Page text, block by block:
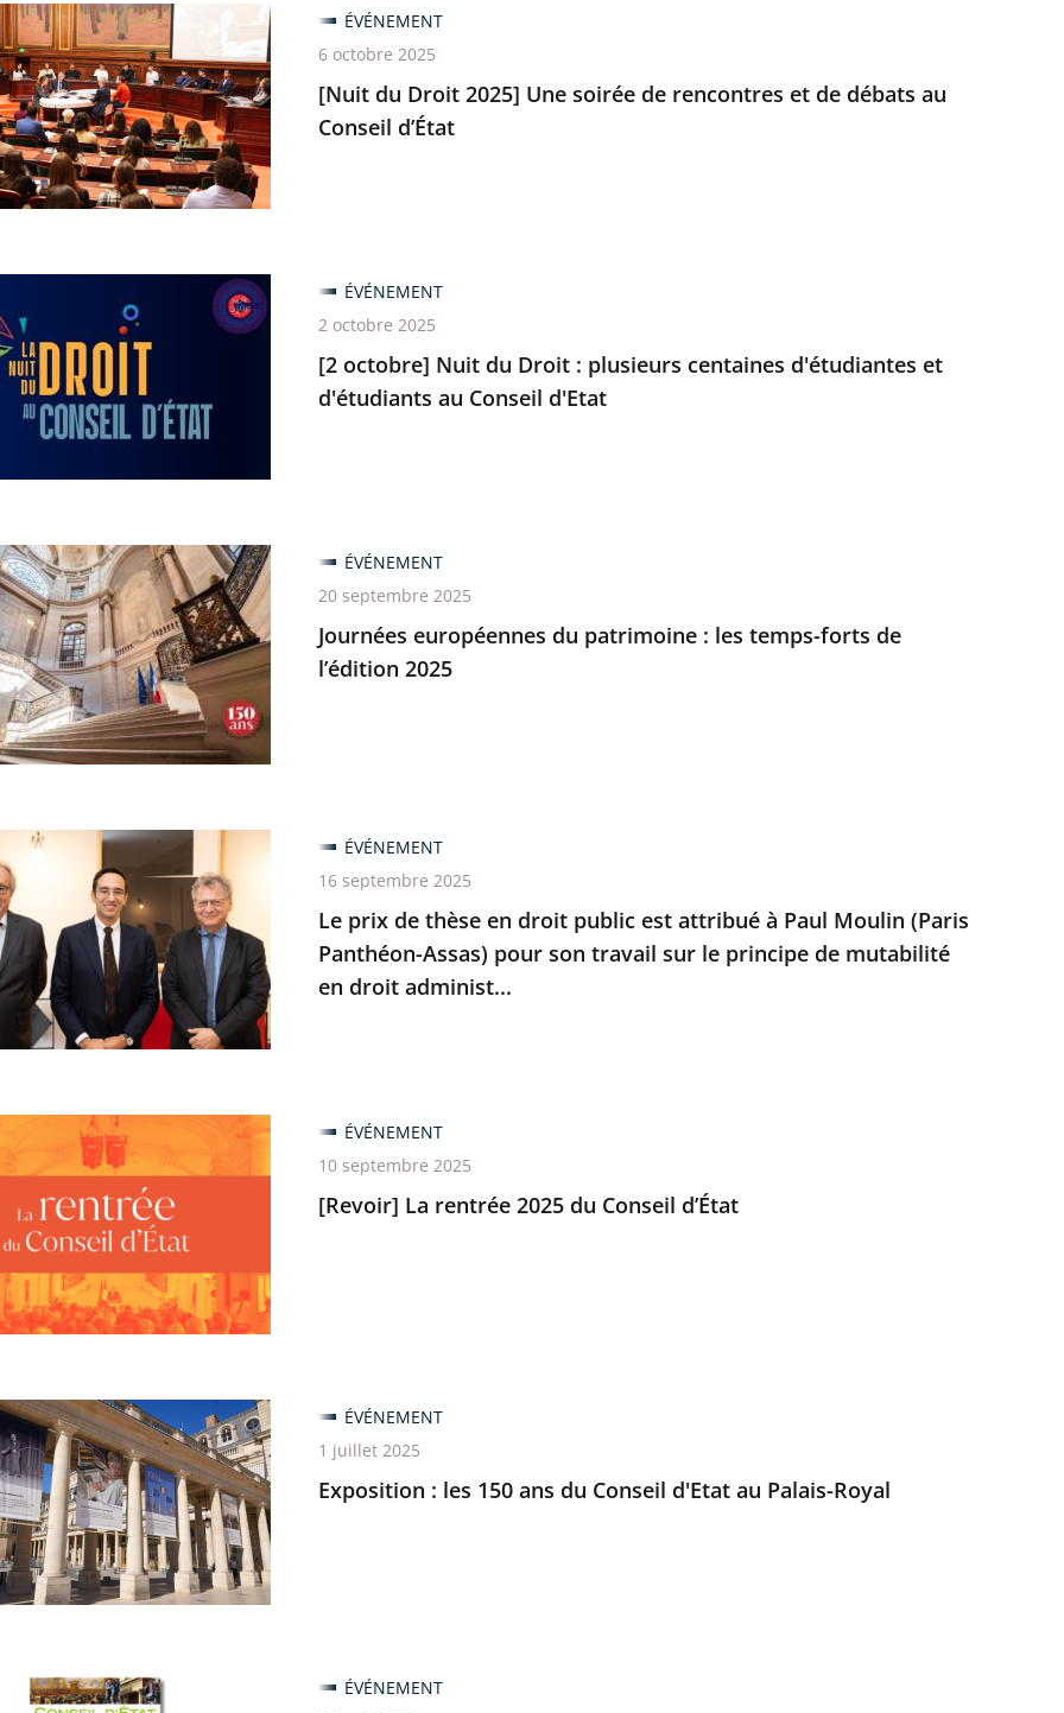
[Nuit du Droit 2025] Une soirée de rencontres et de débats au
Conseil d’État
ÉVÉNEMENT
6 octobre 2025
[2 octobre] Nuit du Droit : plusieurs centaines d'étudiantes et
d'étudiants au Conseil d'Etat
ÉVÉNEMENT
2 octobre 2025
Journées européennes du patrimoine : les temps-forts de
l’édition 2025
ÉVÉNEMENT
20 septembre 2025
Le prix de thèse en droit public est attribué à Paul Moulin (Paris
Panthéon-Assas) pour son travail sur le principe de mutabilité
en droit administ...
ÉVÉNEMENT
16 septembre 2025
[Revoir] La rentrée 2025 du Conseil d’État
ÉVÉNEMENT
10 septembre 2025
Exposition : les 150 ans du Conseil d'Etat au Palais-Royal
ÉVÉNEMENT
1 juillet 2025
ÉVÉNEMENT